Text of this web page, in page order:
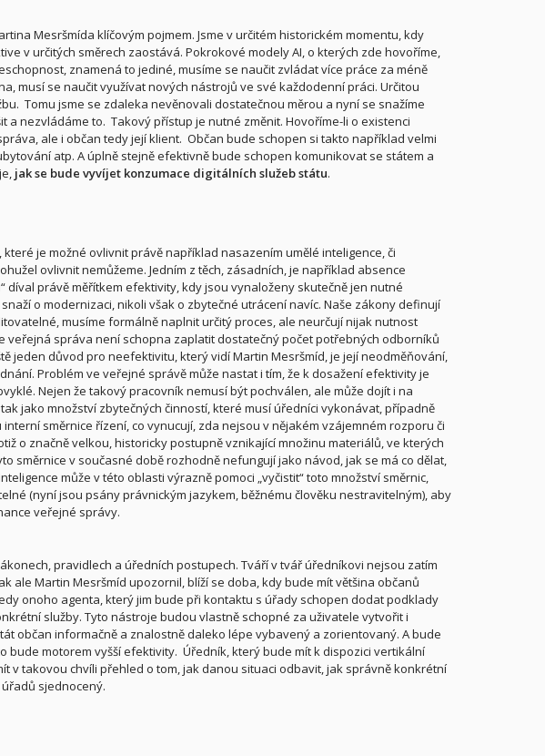
Mesršmída klíčovým pojmem. Jsme v určitém historickém momentu, kdy
v určitých směrech zaostává. Pokrokové modely AI, o kterých zde hovoříme,
znamená to jediné, musíme se naučit zvládat více práce za méně
musí se naučit využívat nových nástrojů ve své každodenní práci. Určitou
Tomu jsme se zdaleka nevěnovali dostatečnou měrou a nyní se snažíme
a nezvládáme to. Takový přístup je nutné změnit. Hovoříme-li o existenci
ale i občan tedy její klient. Občan bude schopen si takto například velmi
atp. A úplně stejně efektivně bude schopen komunikovat se státem a
jak se bude vyvíjet konzumace digitálních služeb státu.
je možné ovlivnit právě například nasazením umělé inteligence, či
ovlivnit nemůžeme. Jedním z těch, zásadních, je například absence
díval právě měřítkem efektivity, kdy jsou vynaloženy skutečně jen nutné
o modernizaci, nikoli však o zbytečné utrácení navíc. Naše zákony definují
musíme formálně naplnit určitý proces, ale neurčují nijak nutnost
veřejná správa není schopna zaplatit dostatečný počet potřebných odborníků
jeden důvod pro neefektivitu, který vidí Martin Mesršmíd, je její neodměňování,
Problém ve veřejné správě může nastat i tím, že k dosažení efektivity je
Nejen že takový pracovník nemusí být pochválen, ale může dojít i na
jako množství zbytečných činností, které musí úředníci vykonávat, případně
směrnice řízení, co vynucují, zda nejsou v nějakém vzájemném rozporu či
o značně velkou, historicky postupně vznikající množinu materiálů, ve kterých
směrnice v současné době rozhodně nefungují jako návod, jak se má co dělat,
může v této oblasti výrazně pomoci „vyčistit“ toto množství směrnic,
(nyní jsou psány právnickým jazykem, běžnému člověku nestravitelným), aby
veřejné správy.
pravidlech a úředních postupech. Tváří v tvář úředníkovi nejsou zatím
ale Martin Mesršmíd upozornil, blíží se doba, kdy bude mít většina občanů
onoho agenta, který jim bude při kontaktu s úřady schopen dodat podklady
služby. Tyto nástroje budou vlastně schopné za uživatele vytvořit i
občan informačně a znalostně daleko lépe vybavený a zorientovaný. A bude
bude motorem vyšší efektivity. Úředník, který bude mít k dispozici vertikální
takovou chvíli přehled o tom, jak danou situaci odbavit, jak správně konkrétní
sjednocený.